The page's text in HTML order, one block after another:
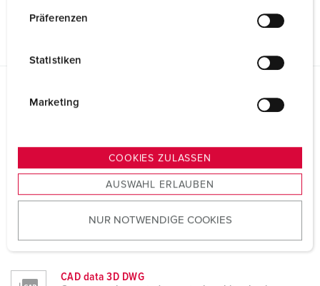
s
u
w
h
Präferenzen
Statistiken
Marketing
COOKIES ZULASSEN
AUSWAHL ERLAUBEN
NUR NOTWENDIGE COOKIES
Datasheets & Downloads
Cepex panel mounted receptacle, white aluminum 4478
Product info
Cepex panel mounted receptacle, white aluminum
4478
Cepex panel mounted receptacle, white aluminum
CAD data 3D DWG